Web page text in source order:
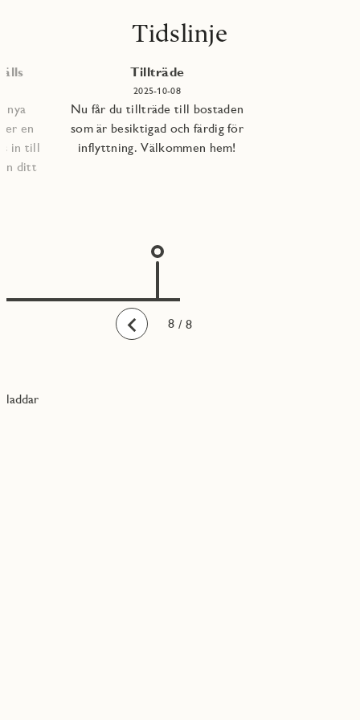
Tidslinje
Bakåt
nya
en
in till
ditt
Tillträde
2025-10-08
Nu får du tillträde till bostaden
som är besiktigad och färdig för
inflyttning. Välkommen hem!
1
2
3
4
5
6
7
8 / 8
laddar